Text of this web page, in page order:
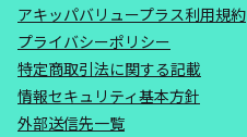
アキッパバリュープラス利用規約
プライバシーポリシー
特定商取引法に関する記載
情報セキュリティ基本方針
外部送信先一覧